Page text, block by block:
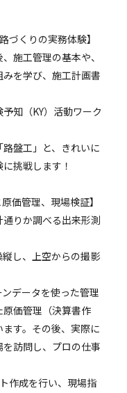
づくりの実務体験】
施工管理の基本や、
を学び、施工計画書
知（KY）活動ワーク
盤工」と、きれいに
挑戦します！
価管理、現場検証】
りか調べる出来形測
し、上空からの撮影
データを使った管理
価管理（決算書作
す。その後、実際に
訪問し、プロの仕事
作成を行い、現場指